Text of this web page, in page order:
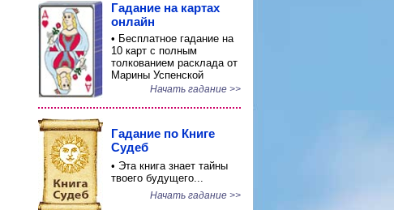
Гадание на картах
онлайн
• Бесплатное гадание на
10 карт с полным
толкованием расклада от
Марины Успенской
Начать гадание >>
Гадание по Книге
Судеб
• Эта книга знает тайны
твоего будущего...
Начать гадание >>